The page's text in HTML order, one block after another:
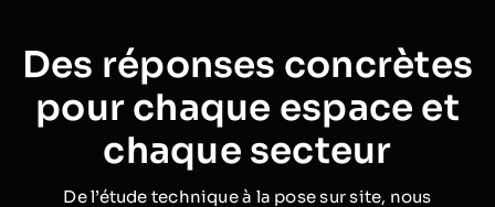
Des réponses concrètes
pour chaque espace et
chaque secteur
De l’étude technique à la pose sur site, nous